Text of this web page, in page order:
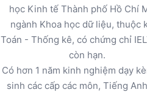
học Kinh tế Thành phố Hồ Chí
ngành Khoa học dữ liệu, thuộc
Toán - Thống kê, có chứng chỉ
còn hạn.
Có hơn 1 năm kinh nghiệm dạy
sinh các cấp các môn, Tiếng